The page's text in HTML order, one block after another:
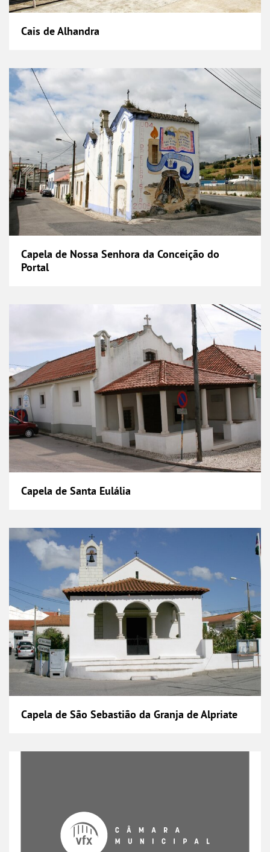
Cais de Alhandra
Capela de Nossa Senhora da Conceição do
Capela de Nossa Senhora da Conceição do
Portal
Capela de Santa Eulália
Capela de São Sebastião da Granja de
Capela de São Sebastião da Granja de Alpriate